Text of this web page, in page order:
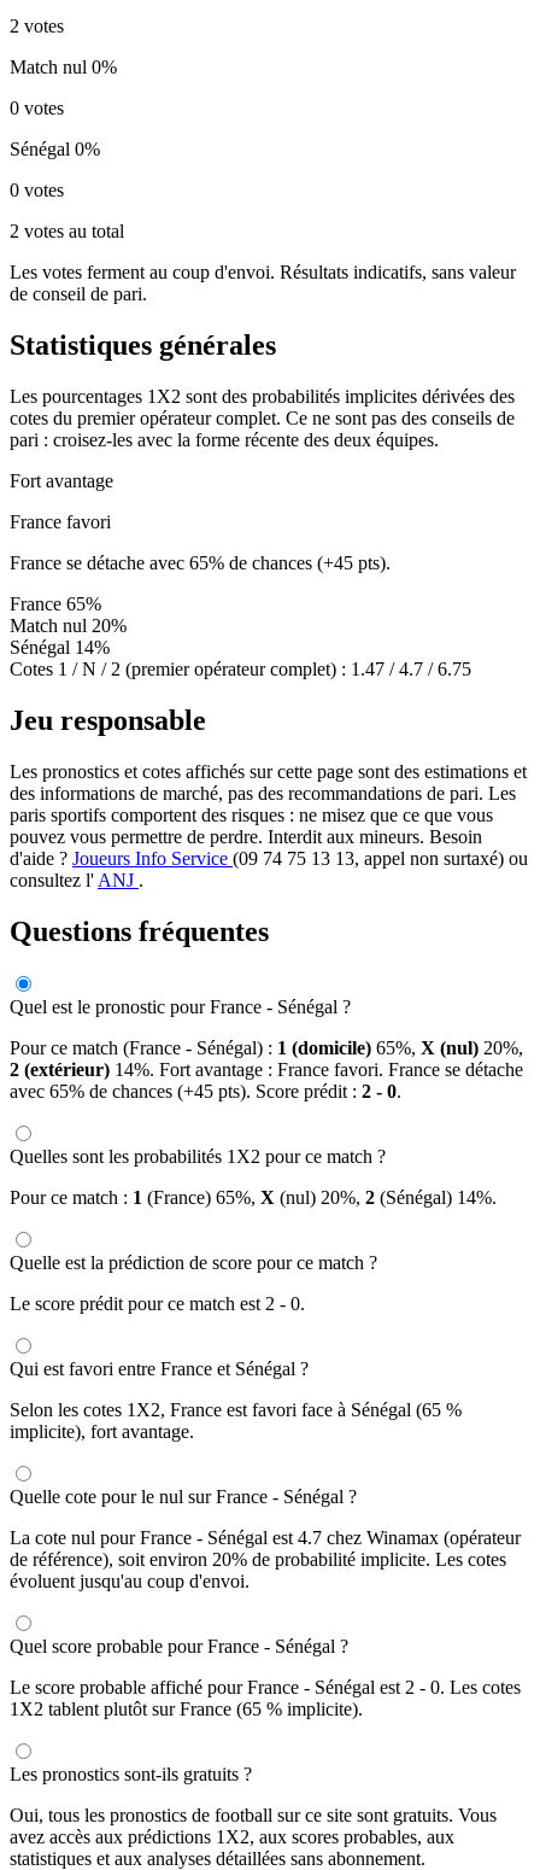
2 votes
Match nul 0%
0 votes
Sénégal 0%
0 votes
2 votes au total
Les votes ferment au coup d'envoi. Résultats indicatifs, sans valeur
de conseil de pari.
Statistiques générales
Les pourcentages 1X2 sont des probabilités implicites dérivées des
cotes du premier opérateur complet. Ce ne sont pas des conseils de
pari : croisez-les avec la forme récente des deux équipes.
Fort avantage
France favori
France se détache avec 65% de chances (+45 pts).
France 65%
Match nul 20%
Sénégal 14%
Cotes 1 / N / 2 (premier opérateur complet) : 1.47 / 4.7 / 6.75
Jeu responsable
Les pronostics et cotes affichés sur cette page sont des estimations et
des informations de marché, pas des recommandations de pari. Les
paris sportifs comportent des risques : ne misez que ce que vous
pouvez vous permettre de perdre. Interdit aux mineurs. Besoin
d'aide ? Joueurs Info Service (09 74 75 13 13, appel non surtaxé) ou
consultez l' ANJ .
Questions fréquentes
Quel est le pronostic pour France - Sénégal ?
Pour ce match (France - Sénégal) : 1 (domicile) 65%, X (nul) 20%,
2 (extérieur) 14%. Fort avantage : France favori. France se détache
avec 65% de chances (+45 pts). Score prédit : 2 - 0.
Quelles sont les probabilités 1X2 pour ce match ?
Pour ce match : 1 (France) 65%, X (nul) 20%, 2 (Sénégal) 14%.
Quelle est la prédiction de score pour ce match ?
Le score prédit pour ce match est 2 - 0.
Qui est favori entre France et Sénégal ?
Selon les cotes 1X2, France est favori face à Sénégal (65 %
implicite), fort avantage.
Quelle cote pour le nul sur France - Sénégal ?
La cote nul pour France - Sénégal est 4.7 chez Winamax (opérateur
de référence), soit environ 20% de probabilité implicite. Les cotes
évoluent jusqu'au coup d'envoi.
Quel score probable pour France - Sénégal ?
Le score probable affiché pour France - Sénégal est 2 - 0. Les cotes
1X2 tablent plutôt sur France (65 % implicite).
Les pronostics sont-ils gratuits ?
Oui, tous les pronostics de football sur ce site sont gratuits. Vous
avez accès aux prédictions 1X2, aux scores probables, aux
statistiques et aux analyses détaillées sans abonnement.